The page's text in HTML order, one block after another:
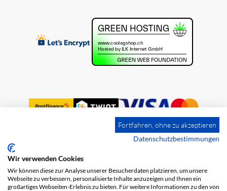
Impression
Protection des données
Fortfahren, ohne zu akzeptieren
Datenschutzbestimmungen
Wir verwenden Cookies
Wir können diese zur Analyse unserer Besucherdaten platzieren, um unsere
Webseite zu verbessern, personalisierte Inhalte anzuzeigen und Ihnen ein
großartiges Webseiten-Erlebnis zu bieten. Für weitere Informationen zu den von